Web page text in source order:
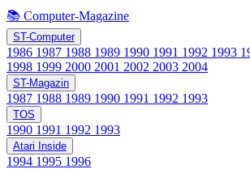
📚 Computer-Magazine
ST-Computer
1986 1987 1988 1989 1990 1991 1992 1993
1998 1999 2000 2001 2002 2003 2004
ST-Magazin
1987 1988 1989 1990 1991 1992 1993
TOS
1990 1991 1992 1993
Atari Inside
1994 1995 1996